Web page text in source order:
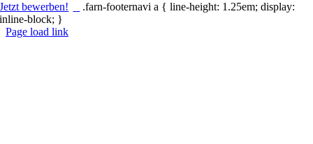
Jetzt bewerben!
.farn-footernavi a { line-height: 1.25em; display:
inline-block; }
Page load link